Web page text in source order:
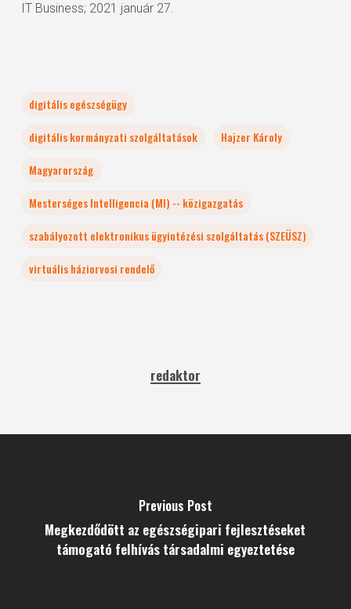
IT Business; 2021 január 27.
digitális egészségügy
digitális kormányzati szolgáltatások
Hajzer Károly
Magyarország
Mesterséges Intelligencia (MI) -- közigazgatás
szabályozott elektronikus ügyintézési szolgáltatás (SZEÜSZ)
virtuális háziorvosi rendelő
redaktor
Previous Post
Megkezdődött az egészségipari fejlesztéseket
támogató felhívás társadalmi egyeztetése